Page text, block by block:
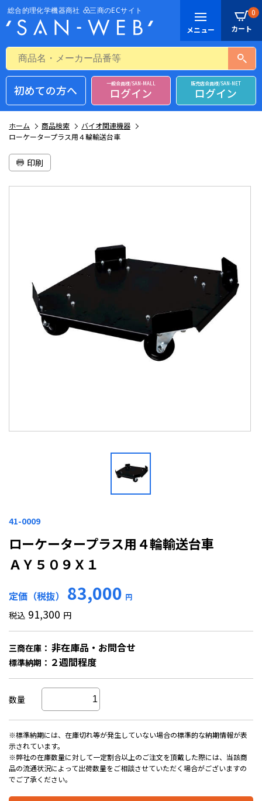
0
初めての方へ 一般会員様/SAN-MALL
ログイン
販売店会員様/SAN-NET
ログイン
ホーム 商品検索
バイオ関連機器
ローケータープラス用４輪輸送台車
印刷
41-0009
ローケータープラス用４輪輸送台車
ＡＹ５０９Ｘ１
定価（税抜） 83,000 円
税込 91,300 円
三商在庫： 非在庫品・お問合せ
標準納期： ２週間程度
数量
※標準納期には、在庫切れ等が発生していない場合の標準的な納期情報が表
示されています。
※弊社の在庫数量に対して一定割合以上のご注文を頂戴した際には、当該商
品の流通状況によって出荷数量をご相談させていただく場合がございますの
でご了承ください。